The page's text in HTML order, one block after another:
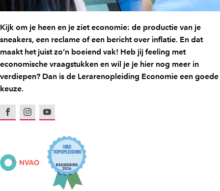
Kijk om je heen en je ziet economie: de productie van je
sneakers, een reclame of een bericht over inflatie. En dat
maakt het juist zo’n boeiend vak! Heb jij feeling met
economische vraagstukken en wil je je hier nog meer in
verdiepen? Dan is de Lerarenopleiding Economie een goede
keuze.
FacebookInstagramYoutube